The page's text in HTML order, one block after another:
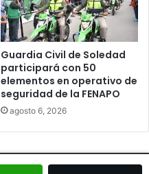
Guardia Civil de Soledad
participará con 50
elementos en operativo de
seguridad de la FENAPO
agosto 6, 2026